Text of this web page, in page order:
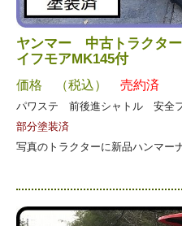
ヤンマー 中古トラクタ
イフモアMK145付
価格 （税込） 売約済
パワステ 前後進シャトル 安全
部分塗装済
写真のトラクターに新品ハンマー